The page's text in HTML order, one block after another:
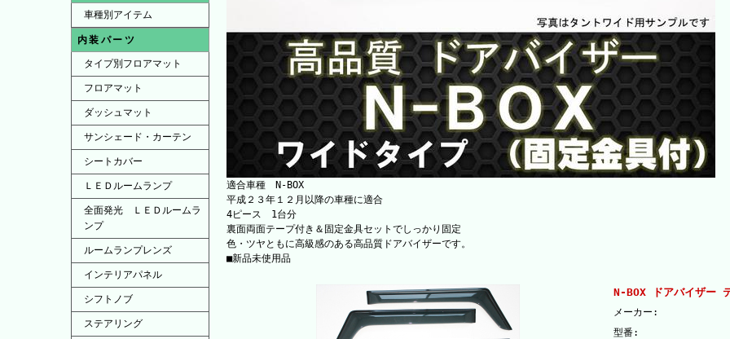
車種別アイテム
内装パーツ
タイプ別フロアマット
フロアマット
ダッシュマット
サンシェード・カーテン
シートカバー
ＬＥＤルームランプ
全面発光 ＬＥＤルームラ
ンプ
ルームランプレンズ
インテリアパネル
シフトノブ
ステアリング
適合車種 N-BOX
平成２３年１２月以降の車種に適合
4ピース 1台分
裏面両面テープ付き＆固定金具セットでしっかり固定
色・ツヤともに高級感のある高品質ドアバイザーです。
■新品未使用品
N-BOX ドアバイザー
メーカー:
型番: